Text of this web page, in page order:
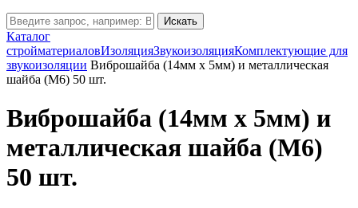
Искать
Каталог
стройматериаловИзоляцияЗвукоизоляцияКомплектующие для
звукоизоляции Виброшайба (14мм х 5мм) и металлическая
шайба (М6) 50 шт.
Виброшайба (14мм х 5мм) и
металлическая шайба (М6)
50 шт.